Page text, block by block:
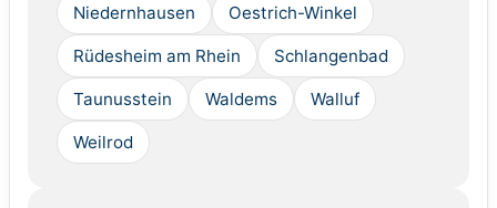
Niedernhausen Oestrich-Winkel
Rüdesheim am Rhein Schlangenbad
Taunusstein Waldems Walluf
Weilrod